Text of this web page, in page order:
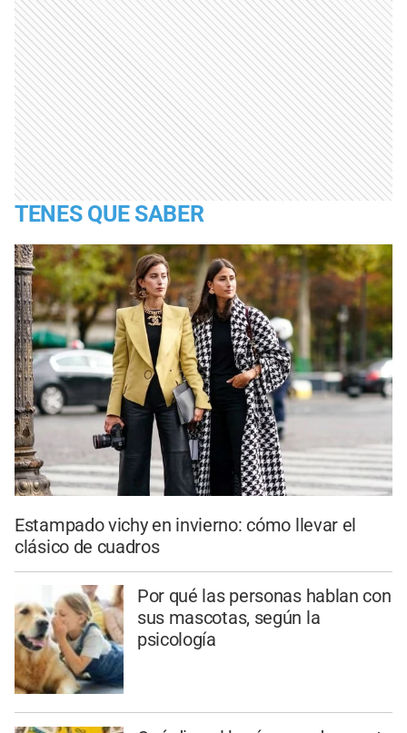
TENES QUE SABER
Estampado vichy en invierno: cómo llevar el
clásico de cuadros
Por qué las personas hablan con
sus mascotas, según la
psicología